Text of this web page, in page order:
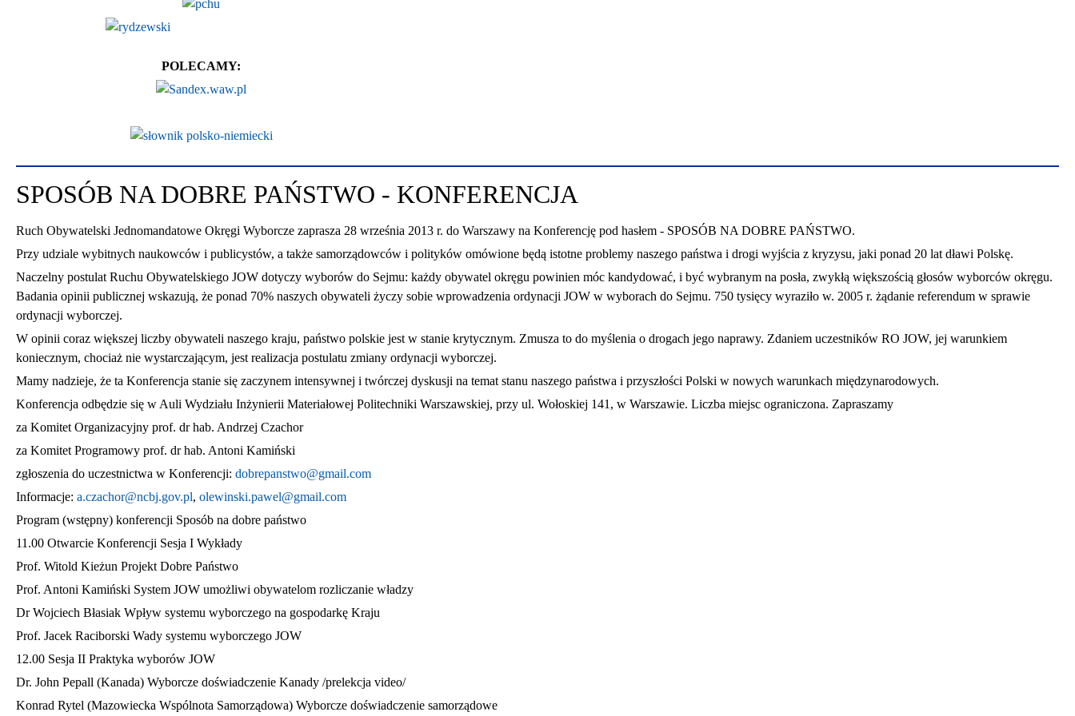
POLECAMY:
SPOSÓB NA DOBRE PAŃSTWO - KONFERENCJA
Ruch Obywatelski Jednomandatowe Okręgi Wyborcze zaprasza 28 września 2013 r. do Warszawy na Konferencję pod hasłem - SPOSÓB NA DOBRE PAŃSTWO.
Przy udziale wybitnych naukowców i publicystów, a także samorządowców i polityków omówione będą istotne problemy naszego państwa i drogi wyjścia z kryzysu, jaki ponad 20 lat dławi Polskę.
Naczelny postulat Ruchu Obywatelskiego JOW dotyczy wyborów do Sejmu: każdy obywatel okręgu powinien móc kandydować, i być wybranym na posła, zwykłą większością głosów wyborców okręgu.
Badania opinii publicznej wskazują, że ponad 70% naszych obywateli życzy sobie wprowadzenia ordynacji JOW w wyborach do Sejmu. 750 tysięcy wyraziło w. 2005 r. żądanie referendum w sprawie
ordynacji wyborczej.
W opinii coraz większej liczby obywateli naszego kraju, państwo polskie jest w stanie krytycznym. Zmusza to do myślenia o drogach jego naprawy. Zdaniem uczestników RO JOW, jej warunkiem
koniecznym, chociaż nie wystarczającym, jest realizacja postulatu zmiany ordynacji wyborczej.
Mamy nadzieje, że ta Konferencja stanie się zaczynem intensywnej i twórczej dyskusji na temat stanu naszego państwa i przyszłości Polski w nowych warunkach międzynarodowych.
Konferencja odbędzie się w Auli Wydziału Inżynierii Materiałowej Politechniki Warszawskiej, przy ul. Wołoskiej 141, w Warszawie. Liczba miejsc ograniczona. Zapraszamy
za Komitet Organizacyjny prof. dr hab. Andrzej Czachor
za Komitet Programowy prof. dr hab. Antoni Kamiński
zgłoszenia do uczestnictwa w Konferencji: dobrepanstwo@gmail.com
Informacje: a.czachor@ncbj.gov.pl, olewinski.pawel@gmail.com
Program (wstępny) konferencji Sposób na dobre państwo
11.00 Otwarcie Konferencji Sesja I Wykłady
Prof. Witold Kieżun Projekt Dobre Państwo
Prof. Antoni Kamiński System JOW umożliwi obywatelom rozliczanie władzy
Dr Wojciech Błasiak Wpływ systemu wyborczego na gospodarkę Kraju
Prof. Jacek Raciborski Wady systemu wyborczego JOW
12.00 Sesja II Praktyka wyborów JOW
Dr. John Pepall (Kanada) Wyborcze doświadczenie Kanady /prelekcja video/
Konrad Rytel (Mazowiecka Wspólnota Samorządowa) Wyborcze doświadczenie samorządowe